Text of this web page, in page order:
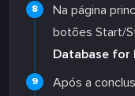
Na página
botões Start/
Database for
Após a